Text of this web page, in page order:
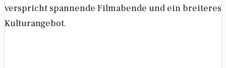
verspricht spannende Filmabende und ein breiteres
Kulturangebot.